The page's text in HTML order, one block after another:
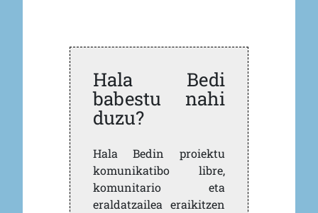
Hala Bedi
babestu nahi
duzu?
Hala Bedin proiektu
komunikatibo libre,
komunitario eta
eraldatzailea eraikitzen